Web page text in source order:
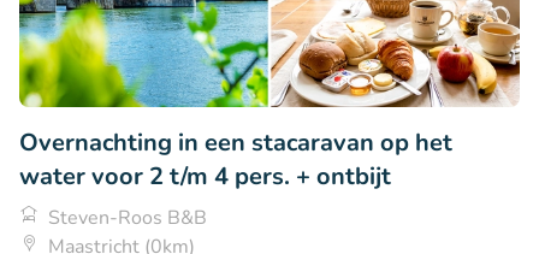
Overnachting in een stacaravan op het
water voor 2 t/m 4 pers. + ontbijt
Steven-Roos B&B
Maastricht (0km)